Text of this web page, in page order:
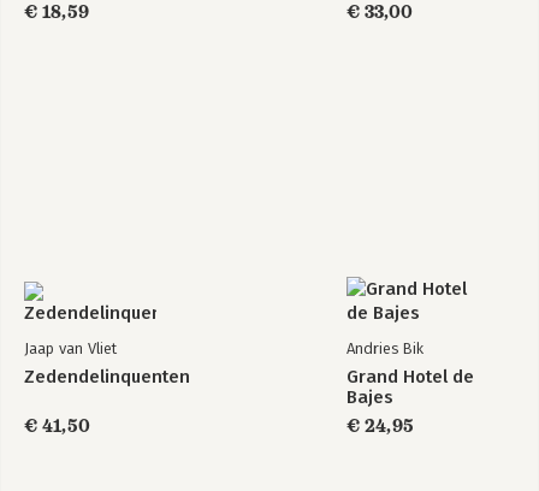
€ 18,59
€ 33,00
Jaap van Vliet
Zedendelinquenten
€ 41,50
Andries Bik
Grand Hotel de
Bajes
€ 24,95